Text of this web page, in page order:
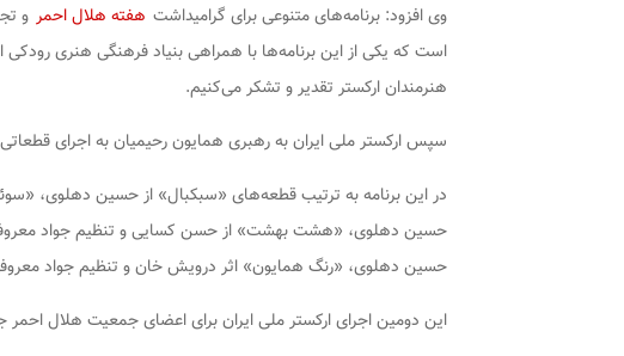
وی افزود: برنامه‌های متنوعی برای گرامیداشت هفته هلال احمر و
است که یکی از این برنامه‌ها با همراهی بنیاد فرهنگی هنری رودکی
هنرمندان ارکستر تقدیر و تشکر می‌کنیم.
سپس ارکستر ملی ایران به رهبری همایون رحیمیان به اجرای
در این برنامه به ترتیب قطعه‌های «سبکبال» از حسین دهلوی،
حسین دهلوی، «هشت بهشت» از حسن کسایی و تنظیم جواد
حسین دهلوی، «رنگ همایون» اثر درویش خان و تنظیم جواد معروفی
این دومین اجرای ارکستر ملی ایران برای اعضای جمعیت هلال احمر